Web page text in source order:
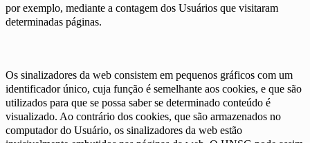
por exemplo, mediante a contagem dos Usuários que visitaram
determinadas páginas.
Os sinalizadores da web consistem em pequenos gráficos com um
identificador único, cuja função é semelhante aos cookies, e que são
utilizados para que se possa saber se determinado conteúdo é
visualizado. Ao contrário dos cookies, que são armazenados no
computador do Usuário, os sinalizadores da web estão